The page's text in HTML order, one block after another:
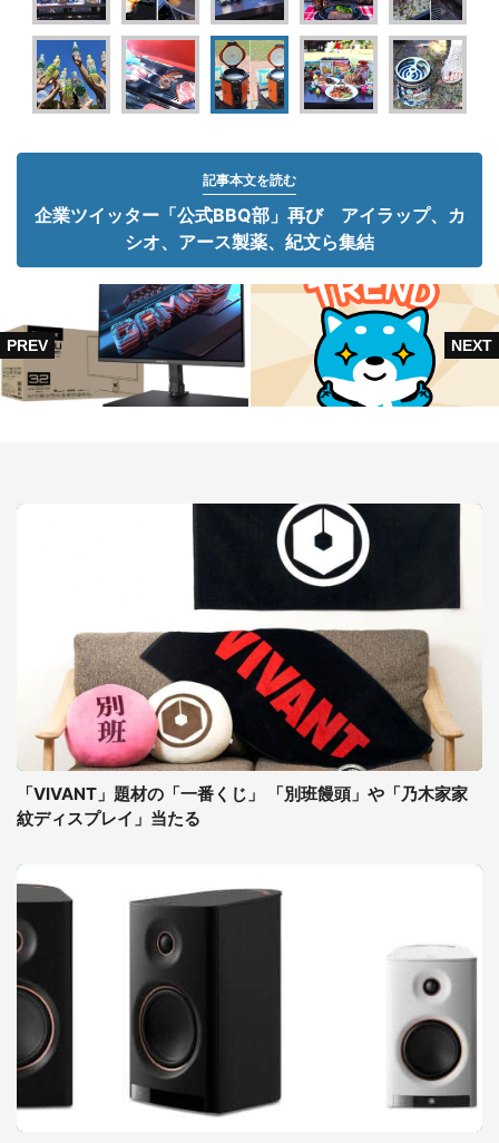
記事本文を読む
企業ツイッター「公式BBQ部」再び アイラップ、カ
シオ、アース製薬、紀文ら集結
「VIVANT」題材の「一番くじ」 「別班饅頭」や「乃木家家
紋ディスプレイ」当たる